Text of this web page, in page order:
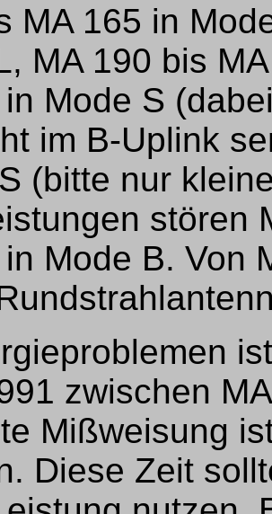
MA 165 in
MA 190 bis
in Mode S
im B-Uplink
(bitte nur
stören
Mode B. Von
zwischen
Mißweisung
Diese Zeit